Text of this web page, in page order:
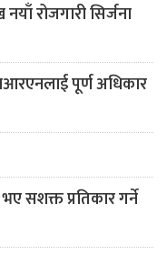
रोजगारी सिर्जना
पूर्ण अधिकार
सशक्त प्रतिकार गर्ने